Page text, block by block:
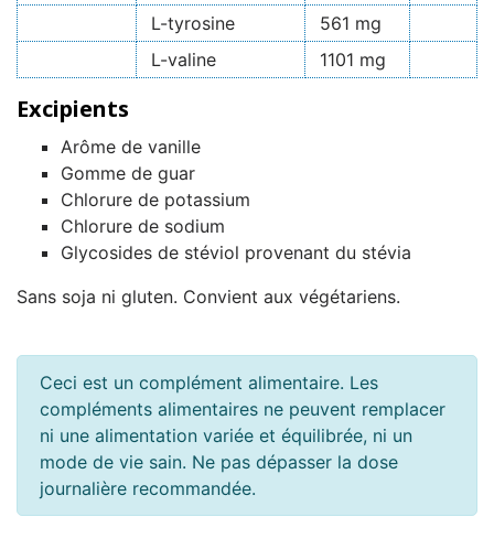
L-tyrosine
561 mg
L-valine
1101 mg
Excipients
Arôme de vanille
Gomme de guar
Chlorure de potassium
Chlorure de sodium
Glycosides de stéviol provenant du stévia
Sans soja ni gluten. Convient aux végétariens.
Ceci est un complément alimentaire. Les
compléments alimentaires ne peuvent remplacer
ni une alimentation variée et équilibrée, ni un
mode de vie sain. Ne pas dépasser la dose
journalière recommandée.